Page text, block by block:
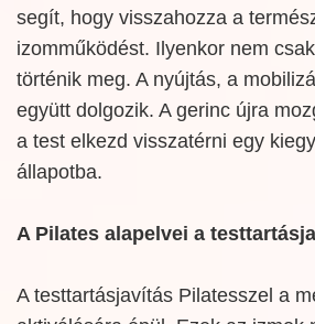
segít, hogy visszahozza a
izomműködést. Ilyenkor nem
történik meg. A nyújtás, a
együtt dolgozik. A gerinc újra
a test elkezd visszatérni egy
állapotba.
A Pilates alapelvei a
A testtartásjavítás Pilatesszel a